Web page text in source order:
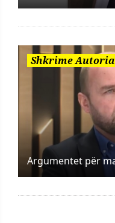
Shkrime
Argumentet për